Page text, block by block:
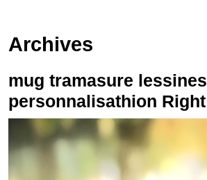
personnalisathion
Archives
mug tramasure lessines
personnalisathion Right